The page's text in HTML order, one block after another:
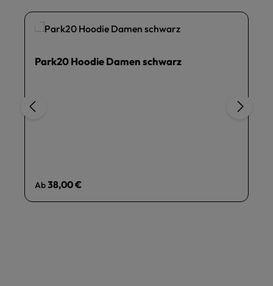
Park20 Hoodie Damen schwarz
Regulärer Preis:
Ab38,00 €